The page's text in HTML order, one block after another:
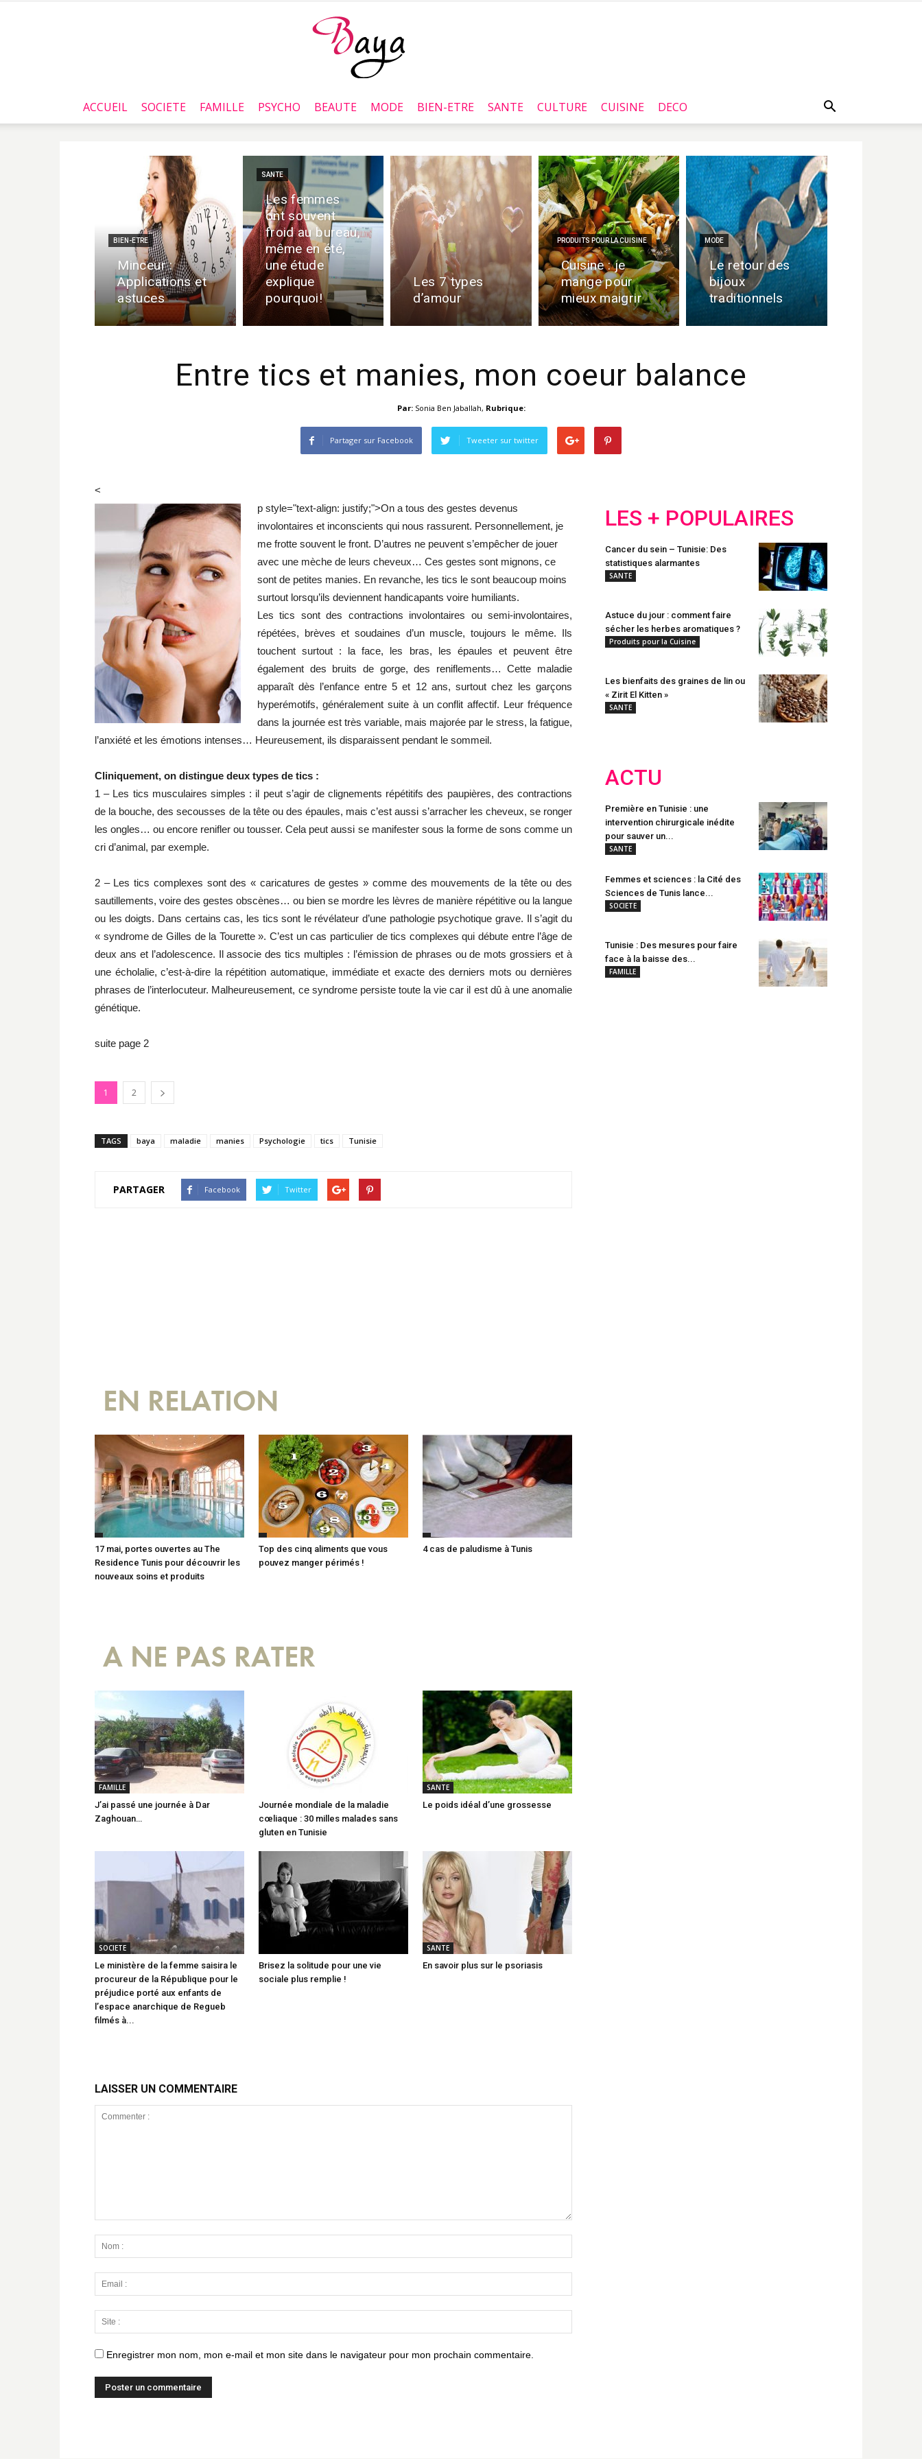
Baya.tn
ACCUEIL SOCIETE FAMILLE PSYCHO BEAUTE MODE BIEN-ETRE SANTE CULTURE CUISINE DECO
BIEN-ETRE
Minceur :
Applications et
astuces
SANTE
Les femmes
ont souvent
froid au bureau,
même en été,
une étude
explique
pourquoi!
Les 7 types
d’amour
PRODUITS POUR LA CUISINE
Cuisine : je
mange pour
mieux maigrir
MODE
Le retour des
bijoux
traditionnels
Entre tics et manies, mon coeur balance
Par: Sonia Ben Jaballah, Rubrique:
Partager sur Facebook Tweeter sur twitter
<
p style="text-align: justify;">On a tous des gestes devenus
involontaires et inconscients qui nous rassurent. Personnellement, je
me frotte souvent le front. D’autres ne peuvent s’empêcher de jouer
avec une mèche de leurs cheveux… Ces gestes sont mignons, ce
sont de petites manies. En revanche, les tics le sont beaucoup moins
surtout lorsqu’ils deviennent handicapants voire humiliants.
Les tics sont des contractions involontaires ou semi-involontaires,
répétées, brèves et soudaines d’un muscle, toujours le même. Ils
touchent surtout : la face, les bras, les épaules et peuvent être
également des bruits de gorge, des reniflements… Cette maladie
apparaît dès l’enfance entre 5 et 12 ans, surtout chez les garçons
hyperémotifs, généralement suite à un conflit affectif. Leur fréquence
dans la journée est très variable, mais majorée par le stress, la fatigue,
l’anxiété et les émotions intenses… Heureusement, ils disparaissent pendant le sommeil.
Cliniquement, on distingue deux types de tics :
1 – Les tics musculaires simples : il peut s’agir de clignements répétitifs des paupières, des contractions
de la bouche, des secousses de la tête ou des épaules, mais c’est aussi s’arracher les cheveux, se ronger
les ongles… ou encore renifler ou tousser. Cela peut aussi se manifester sous la forme de sons comme un
cri d’animal, par exemple.
2 – Les tics complexes sont des « caricatures de gestes » comme des mouvements de la tête ou des
sautillements, voire des gestes obscènes… ou bien se mordre les lèvres de manière répétitive ou la langue
ou les doigts. Dans certains cas, les tics sont le révélateur d’une pathologie psychotique grave. Il s’agit du
« syndrome de Gilles de la Tourette ». C’est un cas particulier de tics complexes qui débute entre l’âge de
deux ans et l’adolescence. Il associe des tics multiples : l’émission de phrases ou de mots grossiers et à
une écholalie, c’est-à-dire la répétition automatique, immédiate et exacte des derniers mots ou dernières
phrases de l’interlocuteur. Malheureusement, ce syndrome persiste toute la vie car il est dû à une anomalie
génétique.
suite page 2
1 2
TAGS baya maladie manies Psychologie tics Tunisie
PARTAGER Facebook Twitter
EN RELATION
17 mai, portes ouvertes au The
Residence Tunis pour découvrir les
nouveaux soins et produits
Top des cinq aliments que vous
pouvez manger périmés !
4 cas de paludisme à Tunis
A NE PAS RATER
FAMILLE
J’ai passé une journée à Dar
Zaghouan…
Journée mondiale de la maladie
cœliaque : 30 milles malades sans
gluten en Tunisie
SANTE
Le poids idéal d’une grossesse
SOCIETE
Le ministère de la femme saisira le
procureur de la République pour le
préjudice porté aux enfants de
l’espace anarchique de Regueb
filmés à...
Brisez la solitude pour une vie
sociale plus remplie !
SANTE
En savoir plus sur le psoriasis
LAISSER UN COMMENTAIRE
Enregistrer mon nom, mon e-mail et mon site dans le navigateur pour mon prochain commentaire.
LES + POPULAIRES
Cancer du sein – Tunisie: Des
statistiques alarmantes
SANTE
Astuce du jour : comment faire
sécher les herbes aromatiques ?
Produits pour la Cuisine
Les bienfaits des graines de lin ou
« Zirit El Kitten »
SANTE
ACTU
Première en Tunisie : une
intervention chirurgicale inédite
pour sauver un...
SANTE
Femmes et sciences : la Cité des
Sciences de Tunis lance...
SOCIETE
Tunisie : Des mesures pour faire
face à la baisse des...
FAMILLE